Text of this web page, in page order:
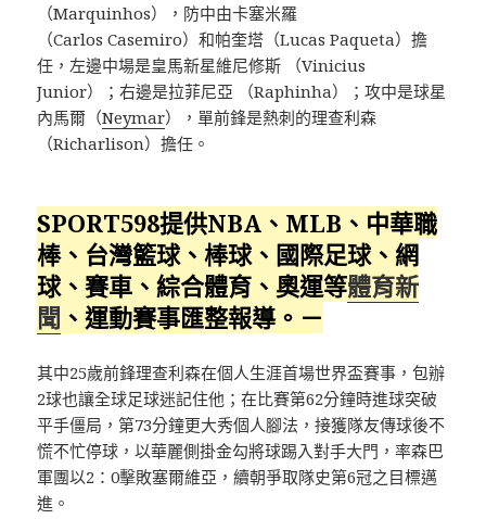
（Marquinhos），防中由卡塞米羅
（Carlos Casemiro）和帕奎塔（Lucas Paqueta）擔
任，左邊中場是皇馬新星維尼修斯 （Vinicius
Junior）；右邊是拉菲尼亞 （Raphinha）；攻中是球星
內馬爾（Neymar），單前鋒是熱刺的理查利森
（Richarlison）擔任。
SPORT598提供NBA、MLB、中華職
棒、台灣籃球、棒球、國際足球、網
球、賽車、綜合體育、奧運等體育新
聞 、運動賽事匯整報導。－
其中25歲前鋒理查利森在個人生涯首場世界盃賽事，包辦
2球也讓全球足球迷記住他；在比賽第62分鐘時進球突破
平手僵局，第73分鐘更大秀個人腳法，接獲隊友傳球後不
慌不忙停球，以華麗側掛金勾將球踢入對手大門，率森巴
軍團以2：0擊敗塞爾維亞，續朝爭取隊史第6冠之目標邁
進。